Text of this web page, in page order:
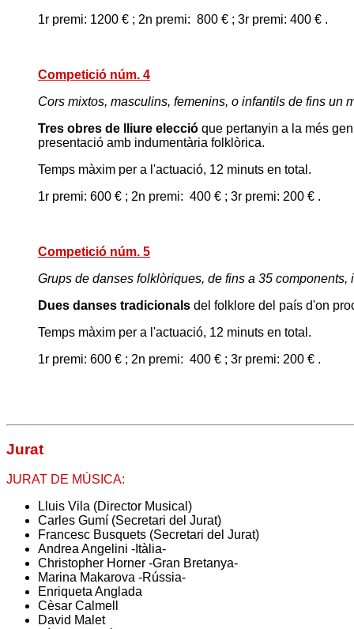
1r premi: 1200 € ; 2n premi: 800 € ; 3r premi: 400 € .
Competició núm. 4
Cors mixtos, masculins, femenins, o infantils de fins un
Tres obres de lliure elecció que pertanyin a la més
presentació amb indumentària folklòrica.
Temps màxim per a l'actuació, 12 minuts en total.
1r premi: 600 € ; 2n premi: 400 € ; 3r premi: 200 € .
Competició núm. 5
Grups de danses folklòriques, de fins a 35
Dues danses tradicionals del folklore del país d'on
Temps màxim per a l'actuació, 12 minuts en total.
1r premi: 600 € ; 2n premi: 400 € ; 3r premi: 200 € .
Jurat
JURAT DE MÚSICA:
Lluis Vila (Director Musical)
Carles Gumí (Secretari del Jurat)
Francesc Busquets (Secretari del Jurat)
Andrea Angelini -Itàlia-
Christopher Horner -Gran Bretanya-
Marina Makarova -Rússia-
Enriqueta Anglada
Cèsar Calmell
David Malet